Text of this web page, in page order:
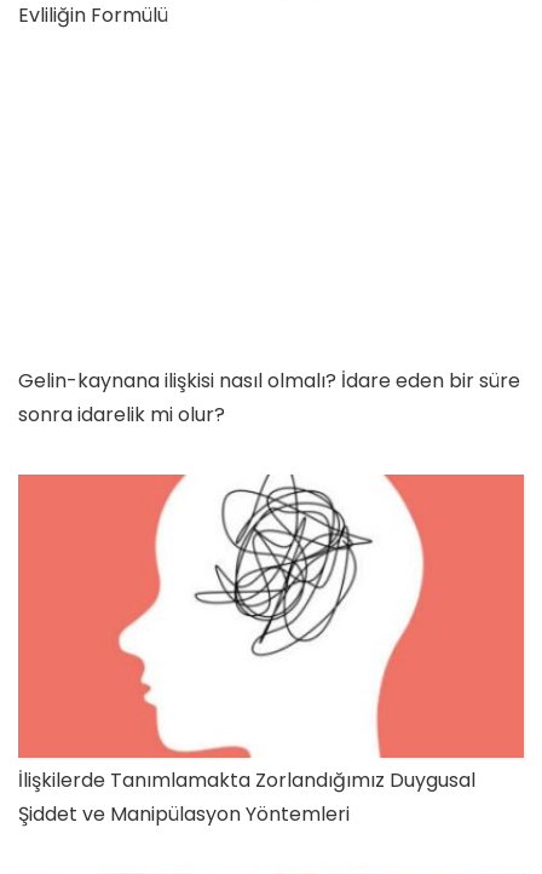
Evliliğin Formülü
Gelin-kaynana ilişkisi nasıl olmalı? İdare eden bir süre
sonra idarelik mi olur?
İlişkilerde Tanımlamakta Zorlandığımız Duygusal
Şiddet ve Manipülasyon Yöntemleri